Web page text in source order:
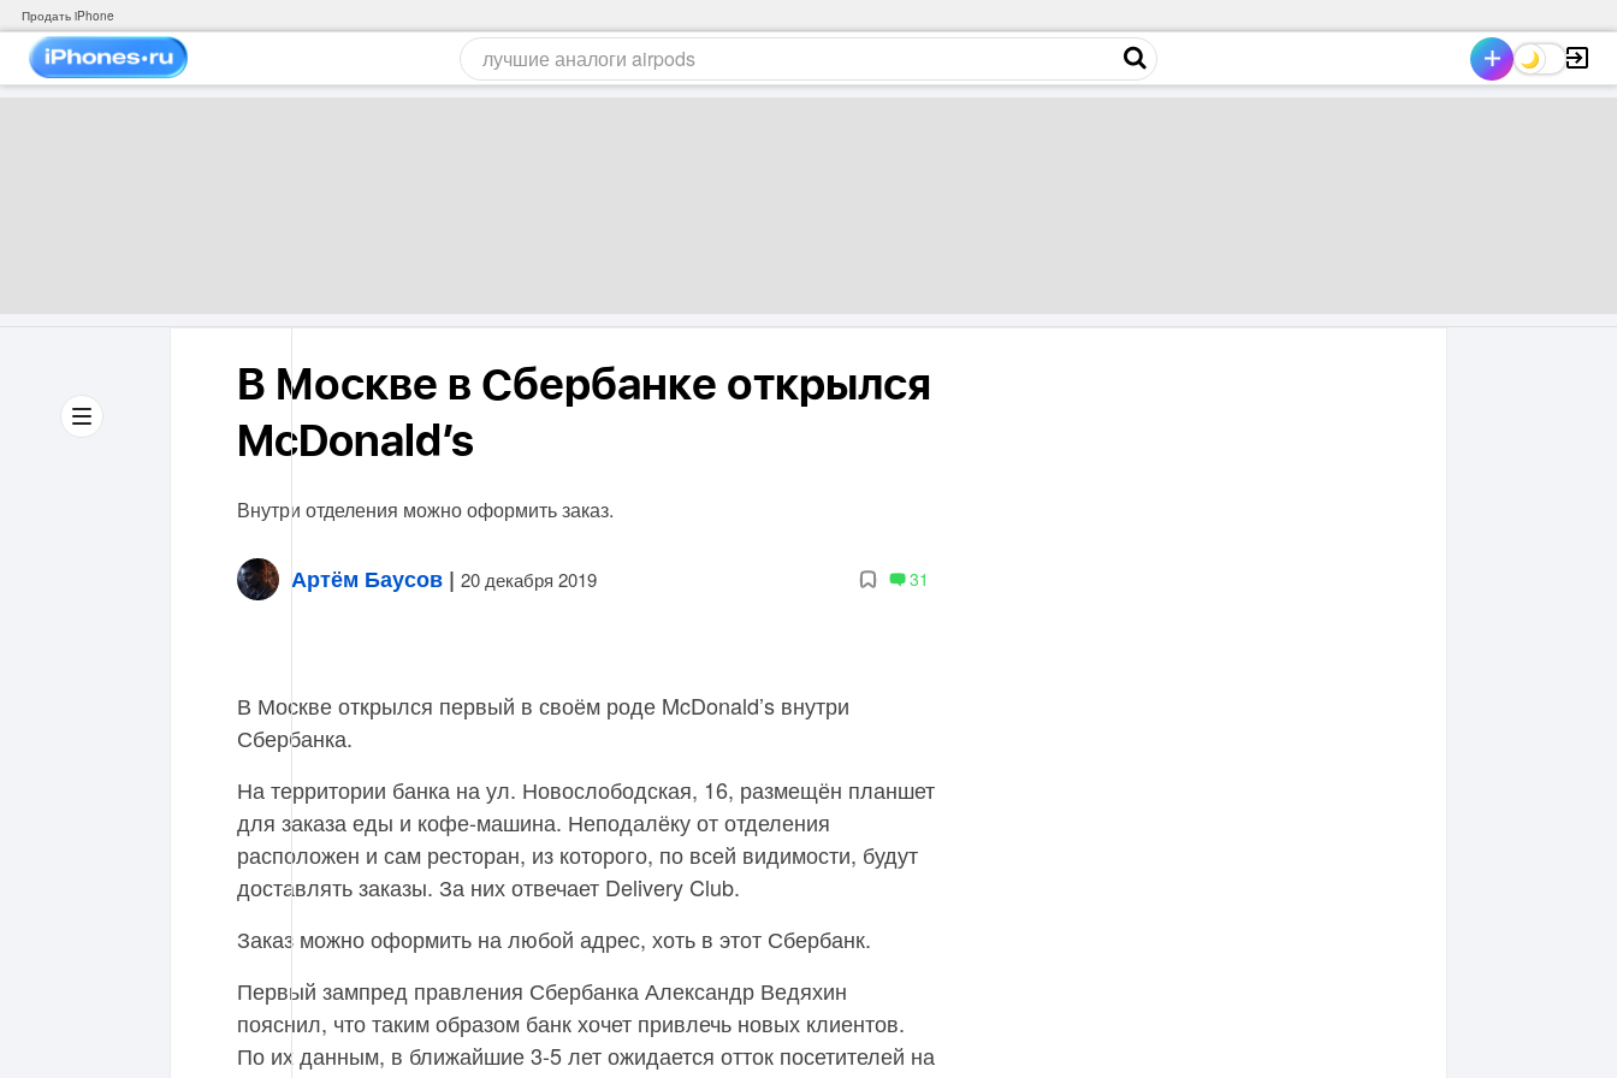
Продать iPhone
В Москве в Сбербанке открылся
McDonald’s
Внутри отделения можно оформить заказ.
Артём Баусов | 20 декабря 2019 31
В Москве открылся первый в своём роде McDonald’s внутри
Сбербанка.
На территории банка на ул. Новослободская, 16, размещён планшет
для заказа еды и кофе-машина. Неподалёку от отделения
расположен и сам ресторан, из которого, по всей видимости, будут
доставлять заказы. За них отвечает Delivery Club.
Заказ можно оформить на любой адрес, хоть в этот Сбербанк.
Первый зампред правления Сбербанка Александр Ведяхин
пояснил, что таким образом банк хочет привлечь новых клиентов.
По их данным, в ближайшие 3-5 лет ожидается отток посетителей на